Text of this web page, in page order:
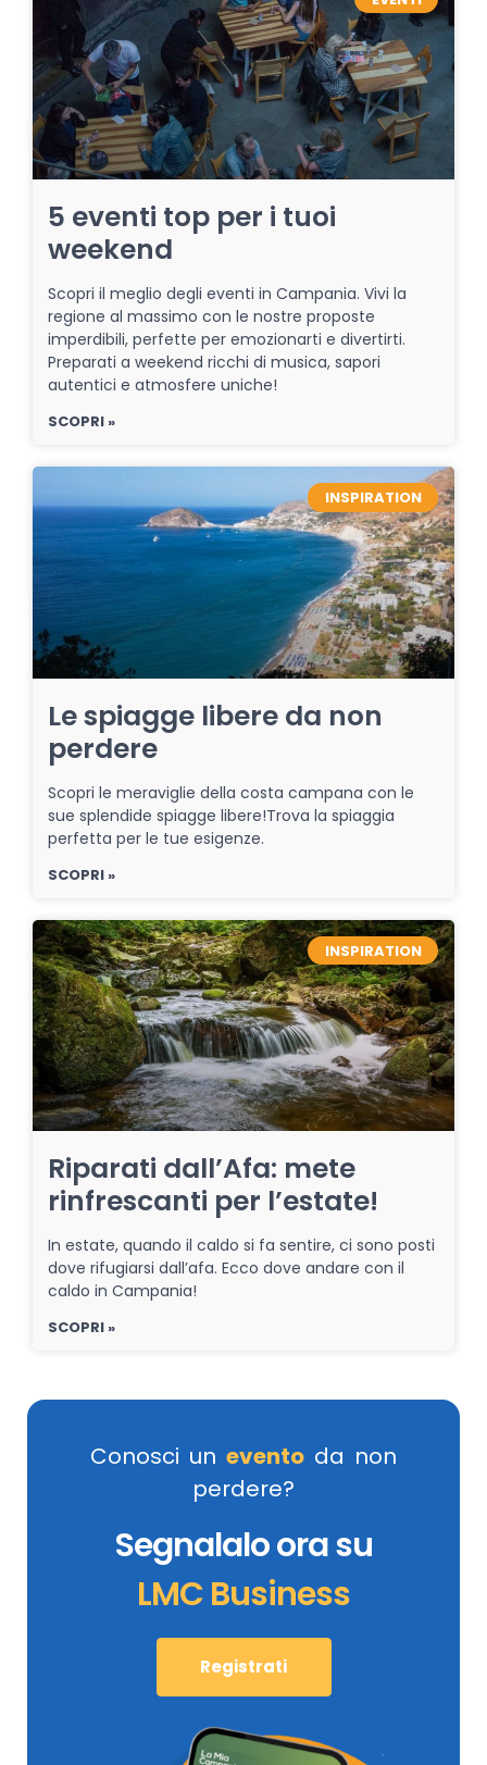
5 eventi top per i tuoi
weekend
Scopri il meglio degli eventi in Campania. Vivi la
regione al massimo con le nostre proposte
imperdibili, perfette per emozionarti e divertirti.
Preparati a weekend ricchi di musica, sapori
autentici e atmosfere uniche!
SCOPRI »
INSPIRATION
Le spiagge libere da non
perdere
Scopri le meraviglie della costa campana con le
sue splendide spiagge libere!Trova la spiaggia
perfetta per le tue esigenze.
SCOPRI »
INSPIRATION
Riparati dall’Afa: mete
rinfrescanti per l’estate!
In estate, quando il caldo si fa sentire, ci sono posti
dove rifugiarsi dall’afa. Ecco dove andare con il
caldo in Campania!
SCOPRI »
Conosci un evento da non
perdere?
Segnalalo ora su
LMC Business
Registrati